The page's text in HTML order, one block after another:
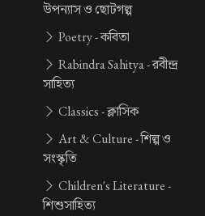
উপন্যাস ও ছোটগল্প
Poetry -কবিতা
Rabindra Sahitya -রবীন্দ্র
সাহিত্য
Classics -ক্লাসিক
Art & Culture -শিল্প ও
সংস্কৃতি
Children's Literature -
শিশুসাহিত্য